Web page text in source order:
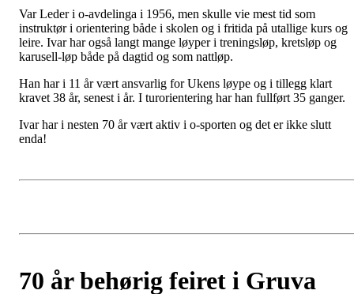
Var Leder i o-avdelinga i 1956, men skulle vie mest tid som
instruktør i orientering både i skolen og i fritida på utallige kurs og
leire. Ivar har også langt mange løyper i treningsløp, kretsløp og
karusell-løp både på dagtid og som nattløp.
Han har i 11 år vært ansvarlig for Ukens løype og i tillegg klart
kravet 38 år, senest i år. I turorientering har han fullført 35 ganger.
Ivar har i nesten 70 år vært aktiv i o-sporten og det er ikke slutt
enda!
70 år behørig feiret i Gruva